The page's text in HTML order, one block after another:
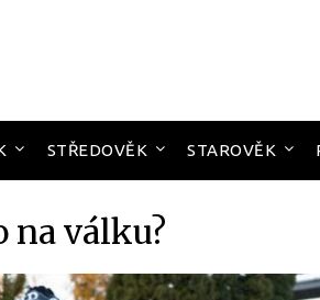
STŘEDOVĚK STAROVĚK
na válku?